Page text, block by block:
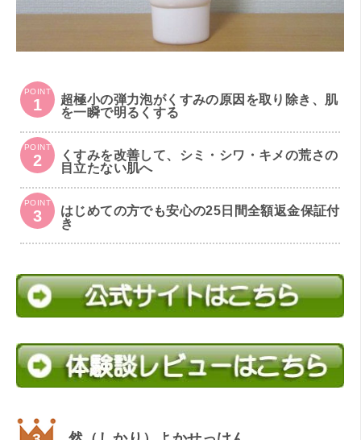
POINT
1
超極小の弾力泡がくすみの原因を取り除き、肌
を一瞬で明るくする
POINT
2
くすみを改善して、シミ・シワ・キメの荒さの
目立たない肌へ
POINT
3
はじめての方でも安心の25日間全額返金保証付
き